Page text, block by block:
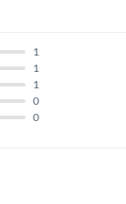
0
0
1
1
1